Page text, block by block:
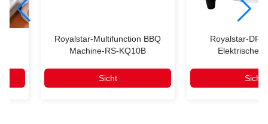
Royalstar-Multifunction BBQ
Machine-RS-KQ10B
Sicht
Royalstar-
Elektrischer
Sicht